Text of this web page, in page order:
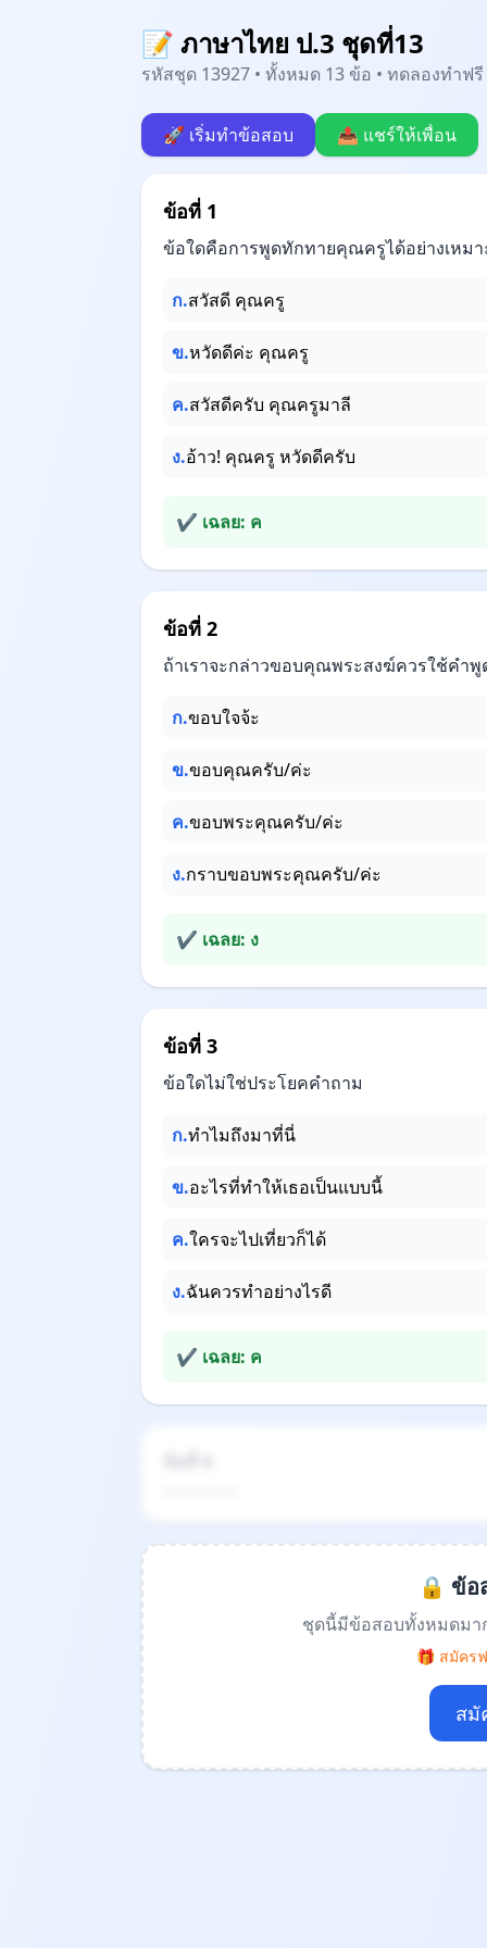
📝 ภาษาไทย ป.3 ชุดที่13
รหัสชุด 13927 • ทั้งหมด 13 ข้อ • ทดลองทำฟ
🚀 เริ่มทำข้อสอบ 📤 แชร์ให้เพื่อน
ข้อที่ 1
ข้อใดคือการพูดทักทายคุณครูได้อย่างเหม
ก.สวัสดี คุณครู
ข.หวัดดีค่ะ คุณครู
ค.สวัสดีครับ คุณครูมาลี
ง.อ้าว! คุณครู หวัดดีครับ
✔ เฉลย: ค
ข้อที่ 2
ถ้าเราจะกล่าวขอบคุณพระสงฆ์ควรใช้คำพู
ก.ขอบใจจ้ะ
ข.ขอบคุณครับ/ค่ะ
ค.ขอบพระคุณครับ/ค่ะ
ง.กราบขอบพระคุณครับ/ค่ะ
✔ เฉลย: ง
ข้อที่ 3
ข้อใดไม่ใช่ประโยคคำถาม
ก.ทำไมถึงมาที่นี่
ข.อะไรที่ทำให้เธอเป็นแบบนี้
ค.ใครจะไปเที่ยวก็ได้
ง.ฉันควรทำอย่างไรดี
✔ เฉลย: ค
🔒 ข้อ
ชุดนี้มีข้อสอบทั้งหมดมา
🎁 สมัคร
สมั